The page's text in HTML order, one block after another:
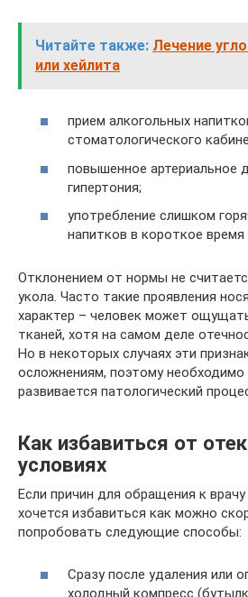
Читайте также: Лечение
или хейлита
прием алкогольных
стоматологического
повышенное артериальное
гипертония;
употребление слишком
напитков в короткое время
Отклонением от нормы не
укола. Часто такие проявления
характер – человек может
тканей, хотя на самом деле
Но в некоторых случаях эти
осложнениям, поэтому необходимо
развивается патологический
Как избавиться от
условиях
Если причин для обращения к
хочется избавиться как можно
попробовать следующие способы:
Сразу после удаления или
холодный компресс